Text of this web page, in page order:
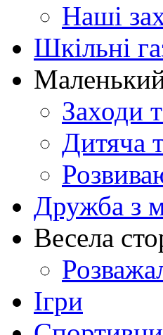
Наші
Шкільні
Маленький
Заходи
Дитяча
Дружба з
Весела
Ігри